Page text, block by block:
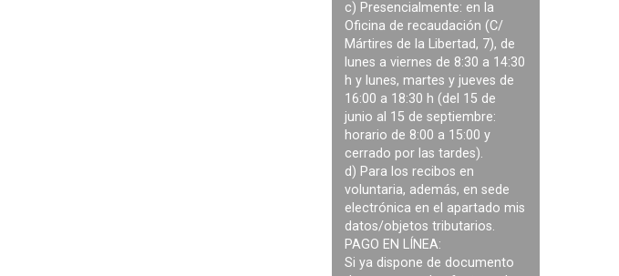
c) Presencialmente: en la
Oficina de recaudación (C/
Mártires de la Libertad, 7), de
lunes a viernes de 8:30 a 14:30
h y lunes, martes y jueves de
16:00 a 18:30 h (del 15 de
junio al 15 de septiembre:
horario de 8:00 a 15:00 y
cerrado por las tardes).
d) Para los recibos en
voluntaria, además, en sede
electrónica en el apartado mis
datos/objetos tributarios.
PAGO EN LÍNEA:
Si ya dispone de documento